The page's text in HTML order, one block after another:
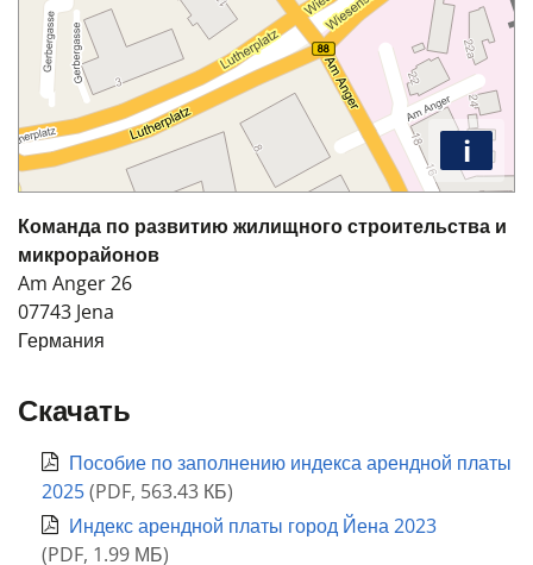
i
Команда по развитию жилищного строительства и
микрорайонов
Am Anger 26
07743 Jena
Германия
Скачать
Пособие по заполнению индекса арендной платы
2025(PDF, 563.43 КБ)
Индекс арендной платы город Йена 2023
(PDF, 1.99 МБ)